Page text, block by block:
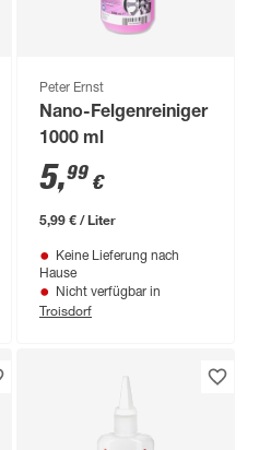
Peter Ernst
Nano-Felgenreiniger
1000 ml
5,99 €
5,99 € / Liter
Keine Lieferung nach
Hause
Nicht verfügbar in
Troisdorf